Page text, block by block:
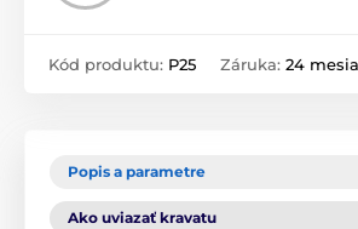
Kód produktu: P25 Záruka: 24
Popis a parametre
Ako uviazať kravatu